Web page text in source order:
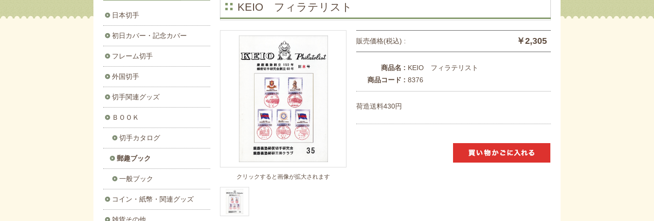
KEIO フィラテリスト
クリックすると画像が拡大されます
販売価格(税込) : ￥2,305
商品名 : KEIO フィラテリスト
商品コード : 8376
荷造送料430円
日本切手
初日カバー・記念カバー
フレーム切手
外国切手
切手関連グッズ
ＢＯＯＫ
切手カタログ
郵趣ブック
一般ブック
コイン・紙幣・関連グッズ